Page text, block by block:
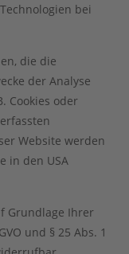
bei
die die
der Analyse
Cookies oder
Website werden
in den USA
Grundlage Ihrer
und § 25 Abs. 1